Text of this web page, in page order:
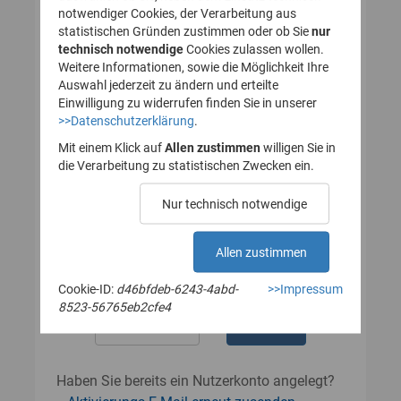
Passwort
Das Passwort muss mindestens 8
Zeichen enthalten.
Leerzeichen werden nicht akzeptiert.
Haben Sie bereits ein Nutzerkonto angelegt?
notwendiger Cookies, der Verarbeitung aus
statistischen Gründen zustimmen oder ob Sienur
technisch notwendigeCookies zulassen wollen.
Weitere Informationen, sowie die Möglichkeit Ihre
Auswahl jederzeit zu ändern und erteilte
Einwilligung zu widerrufen finden Sie in unserer
>>Datenschutzerklärung
Mit einem Klick auf Allen zustimmen willigen Sie in
die Verarbeitung zu statistischen Zwecken ein.
Nur technisch notwendige
Allen zustimmen
Cookie-ID: d46bfdeb-6243-4abd-
8523-56765eb2cfe4
>>Impressum